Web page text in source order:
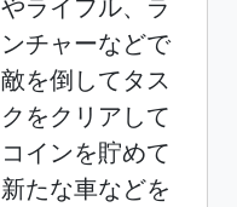
やライフル、ラ
ンチャーなどで
敵を倒してタス
クをクリアして
コインを貯めて
新たな車などを